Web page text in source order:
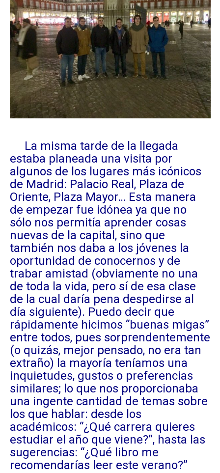
La misma tarde de la llegada
estaba planeada una visita por
algunos de los lugares más icónicos
de Madrid: Palacio Real, Plaza de
Oriente, Plaza Mayor… Esta manera
de empezar fue idónea ya que no
sólo nos permitía aprender cosas
nuevas de la capital, sino que
también nos daba a los jóvenes la
oportunidad de conocernos y de
trabar amistad (obviamente no una
de toda la vida, pero sí de esa clase
de la cual daría pena despedirse al
día siguiente). Puedo decir que
rápidamente hicimos “buenas migas”
entre todos, pues sorprendentemente
(o quizás, mejor pensado, no era tan
extraño) la mayoría teníamos una
inquietudes, gustos o preferencias
similares; lo que nos proporcionaba
una ingente cantidad de temas sobre
los que hablar: desde los
académicos: “¿Qué carrera quieres
estudiar el año que viene?”, hasta las
sugerencias: “¿Qué libro me
recomendarías leer este verano?”